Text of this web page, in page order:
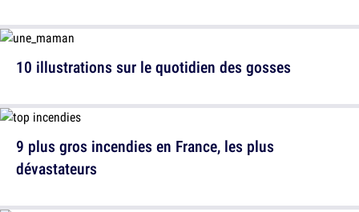
10 illustrations sur le quotidien des gosses
9 plus gros incendies en France, les plus
dévastateurs